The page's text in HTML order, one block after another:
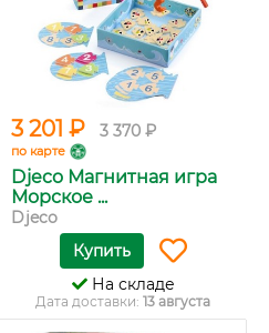
3 201 ₽ 3 370 ₽
по карте
Djeco Магнитная игра
Морское ...
Djeco
Купить
На складе
Дата доставки: 13 августа